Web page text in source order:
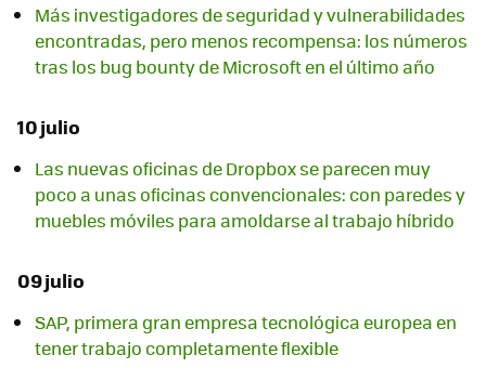
Más investigadores de seguridad y vulnerabilidades
encontradas, pero menos recompensa: los números
tras los bug bounty de Microsoft en el último año
10 julio
Las nuevas oficinas de Dropbox se parecen muy
poco a unas oficinas convencionales: con paredes y
muebles móviles para amoldarse al trabajo híbrido
09 julio
SAP, primera gran empresa tecnológica europea en
tener trabajo completamente flexible